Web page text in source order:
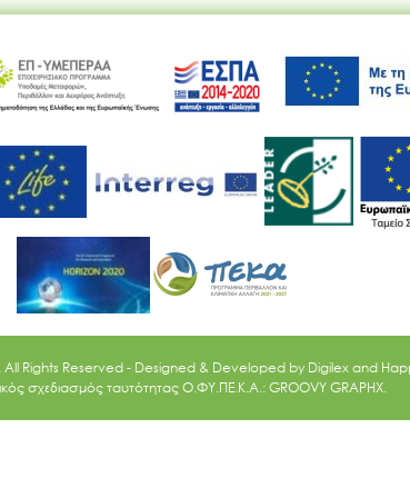
μας
Rights Reserved - Designed & Developed by Digilex and
σχεδιασμός ταυτότητας Ο.ΦΥ.ΠΕ.Κ.Α.: GROOVY GRAPHX.